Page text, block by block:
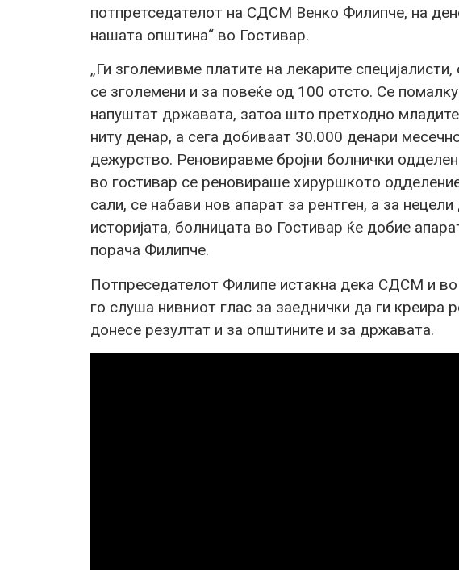
потпретседателот на СДСМ Венко Филипче, на
нашата општина“ во Гостивар.
„Ги зголемивме платите на лекарите
се зголемени и за повеќе од 100 отсто. Се
напуштат државата, затоа што претходно
ниту денар, а сега добиваат 30.000 денари
дежурство. Реновиравме бројни болнички
во гостивар се реновираше хируршкото
сали, се набави нов апарат за рентген, а за
историјата, болницата во Гостивар ќе добие
порача Филипче.
Потпреседателот Филипе истакна дека СДСМ и во
го слуша нивниот глас за заеднички да ги креира
донесе резултат и за општините и за државата.